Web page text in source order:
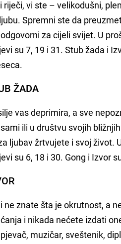
riječi, vi ste – velikodušni,
Spremni ste da
za cijeli svijet. U
su 7, 19 i 31. Stub žada i
ŽADA
vas deprimira, a sve
ili u društvu svojih
ljubav žrtvujete i svoj život.
su 6, 18 i 30. Gong i Izvor
ne znate šta je okrutnost, a
i nikada nećete izdati
muzičar, sveštenik,